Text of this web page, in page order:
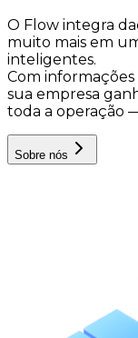
O Flow integra
muito mais em
inteligentes.
Com
sua empresa
toda a operação
Sobre nós